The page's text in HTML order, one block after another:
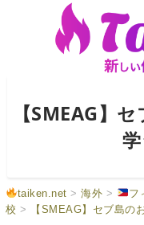
【SMEAG】
taiken.net >海外 > フ
校 > 【SMEAG】セブ島の